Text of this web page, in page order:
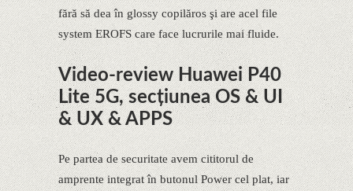
fără să dea în glossy copilăros şi are acel file
system EROFS care face lucrurile mai fluide.
Video-review Huawei P40
Lite 5G, secțiunea OS & UI
& UX & APPS
Pe partea de securitate avem cititorul de
amprente integrat în butonul Power cel plat, iar